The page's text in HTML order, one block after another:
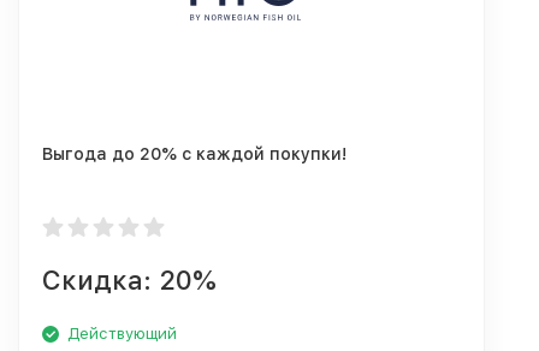
Выгода до 20% с каждой покупки!
Скидка: 20%
Действующий